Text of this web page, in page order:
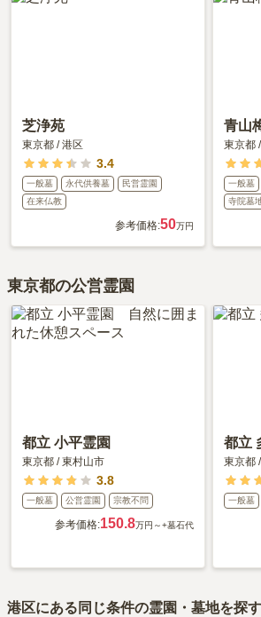
芝浄苑
東京都 /港区
3.4
一般墓 永代供養墓
民営霊園
在来仏教
参考価格:50万円
青山
東京都 /
一般墓
寺院墓
東京都の公営霊園
都立 小平霊園
東京都 /東村山市
3.8
一般墓 公営霊園 宗教不問
参考価格:150.8万円～+墓石代
都立
東京都 /
一般墓
港区にある同じ条件の霊園・墓地を探す